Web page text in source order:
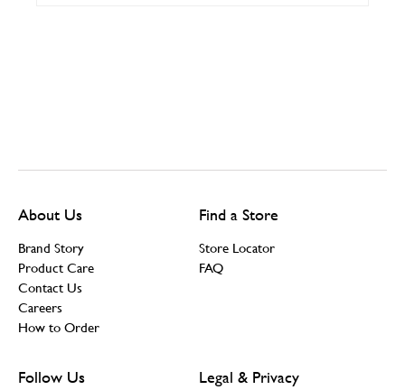
About Us
Brand Story
Product Care
Contact Us
Careers
How to Order
Find a Store
Store Locator
FAQ
Follow Us Legal & Privacy